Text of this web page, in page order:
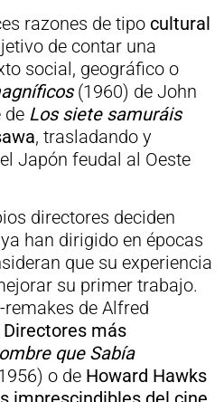
razones de tipo cultural
de contar una
social, geográfico o
(1960) de John
de Los siete samuráis
, trasladando y
Japón feudal al Oeste
directores deciden
han dirigido en épocas
que su experiencia
su primer trabajo.
de Alfred
Directores más
que Sabía
o de Howard Hawks